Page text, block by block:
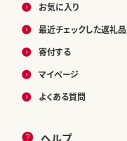
お気に入り
最近チェックした返礼品
寄付する
マイページ
よくある質問
ヘルプ